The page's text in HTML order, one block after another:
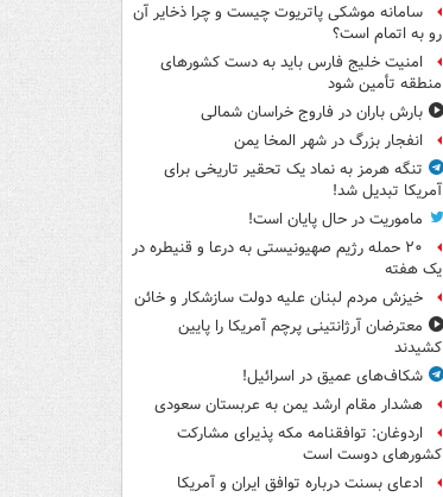
سامانه موشکی پاتریوت چیست و چرا ذخایر آن
رو به اتمام است؟
امنیت خلیج فارس باید به دست کشورهای
منطقه تأمین شود
بارش باران در فاروج خراسان شمالی
انفجار بزرگ در شهر المخا یمن
تنگه هرمز به نماد یک تحقیر تاریخی برای
آمریکا تبدیل شد!
ماموریت در حال پایان است!
۲۰ حمله رژیم صهیونیستی به درعا و قنیطره در
یک هفته
خیزش مردم لبنان علیه دولت سازشکار و خائن
معترضان آرژانتینی پرچم آمریکا را پایین
کشیدند
شکاف‌های عمیق در اسرائیل!
هشدار مقام ارشد یمن به عربستان سعودی
اردوغان: توافقنامه مکه پذیرای مشارکت
کشورهای دوست است
ادعای بسنت درباره توافق ایران و آمریکا